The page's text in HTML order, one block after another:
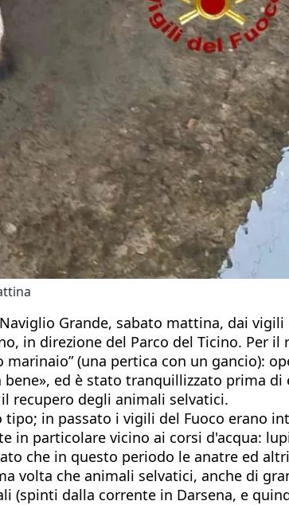
Grande, sabato mattina, dai
in direzione del Parco del Ticino. Per
marinaio” (una pertica con un gancio):
ed è stato tranquillizzato prima
recupero degli animali selvatici.
in passato i vigili del Fuoco erano
in particolare vicino ai corsi d'acqua:
che in questo periodo le anatre ed
volta che animali selvatici, anche di
(spinti dalla corrente in Darsena, e